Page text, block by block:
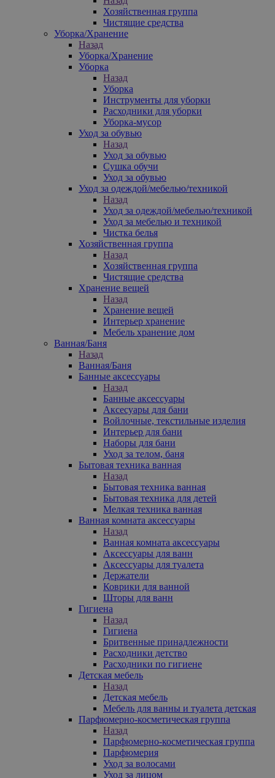
Хозяйственная группа
Чистящие средства
Уборка/Хранение
Назад
Уборка/Хранение
Уборка
Назад
Уборка
Инструменты для уборки
Расходники для уборки
Уборка-мусор
Уход за обувью
Назад
Уход за обувью
Сушка обучи
Уход за обувью
Уход за одеждой/мебелью/техникой
Назад
Уход за одеждой/мебелью/техникой
Уход за мебелью и техникой
Чистка белья
Хозяйственная группа
Назад
Хозяйственная группа
Чистящие средства
Хранение вещей
Назад
Хранение вещей
Интерьер хранение
Мебель хранение дом
Ванная/Баня
Назад
Ванная/Баня
Банные аксессуары
Назад
Банные аксессуары
Аксесуары для бани
Войлочные, текстильные изделия
Интерьер для бани
Наборы для бани
Уход за телом, баня
Бытовая техника ванная
Назад
Бытовая техника ванная
Бытовая техника для детей
Мелкая техника ванная
Ванная комната аксессуары
Назад
Ванная комната аксессуары
Аксессуары для ванн
Аксессуары для туалета
Держатели
Коврики для ванной
Шторы для ванн
Гигиена
Назад
Гигиена
Бритвенные принадлежности
Расходники детство
Расходники по гигиене
Детская мебель
Назад
Детская мебель
Мебель для ванны и туалета детская
Парфюмерно-косметическая группа
Назад
Парфюмерно-косметическая группа
Парфюмерия
Уход за волосами
Уход за лицом